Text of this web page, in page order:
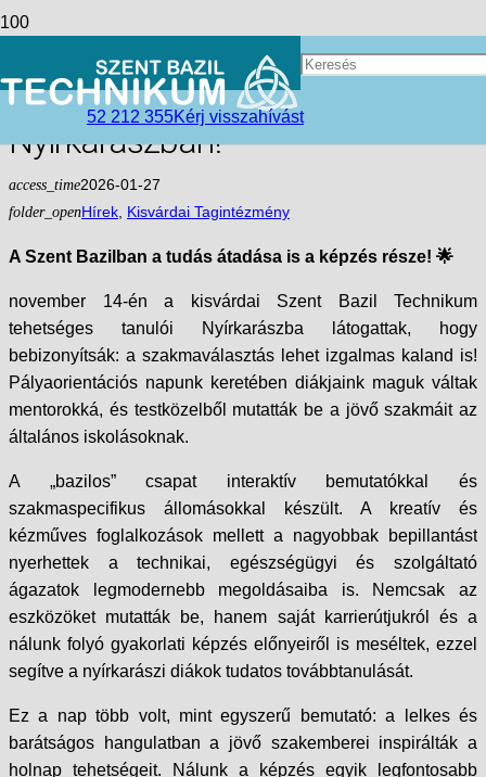
52 212 355Kérj visszahívást
Diákoktól Diákoknak:
Pályaorientációs Sikersztori
Nyírkarászban!
access_time2026-01-27
folder_openHírek Kisvárdai Tagintézmény
A Szent Bazilban a tudás átadása is a képzés része! 🌟
november 14-én a kisvárdai Szent Bazil Technikum
tehetséges tanulói Nyírkarászba látogattak, hogy
bebizonyítsák: a szakmaválasztás lehet izgalmas kaland is!
Pályaorientációs napunk keretében diákjaink maguk váltak
mentorokká, és testközelből mutatták be a jövő szakmáit az
általános iskolásoknak.
A „bazilos” csapat interaktív bemutatókkal és
szakmaspecifikus állomásokkal készült. A kreatív és
kézműves foglalkozások mellett a nagyobbak bepillantást
nyerhettek a technikai, egészségügyi és szolgáltató
ágazatok legmodernebb megoldásaiba is. Nemcsak az
eszközöket mutatták be, hanem saját karrierútjukról és a
nálunk folyó gyakorlati képzés előnyeiről is meséltek, ezzel
segítve a nyírkarászi diákok tudatos továbbtanulását.
Ez a nap több volt, mint egyszerű bemutató: a lelkes és
barátságos hangulatban a jövő szakemberei inspirálták a
holnap tehetségeit. Nálunk a képzés egyik legfontosabb